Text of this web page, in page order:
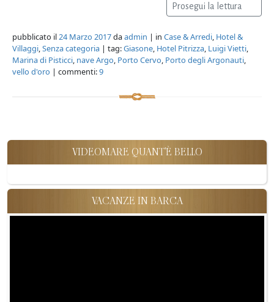
Prosegui la lettura
pubblicato il24 Marzo 2017daadmin | in Case & Arredi, Hotel &
Villaggi,Senza categoria | tag:Giasone, Hotel Pitrizza, Luigi Vietti,
Marina di Pisticci, nave Argo, Porto Cervo, Porto degli Argonauti,
vello d'oro | commenti:9
VIDEOMARE QUANT'È BELLO
VACANZE IN BARCA